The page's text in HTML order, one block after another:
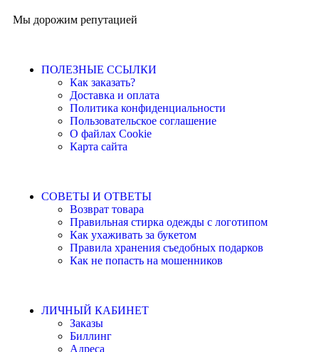
Мы дорожим репутацией
ПОЛЕЗНЫЕ ССЫЛКИ
Как заказать?
Доставка и оплата
Политика конфиденциальности
Пользовательское соглашение
О файлах Cookie
Карта сайта
СОВЕТЫ И ОТВЕТЫ
Возврат товара
Правильная стирка одежды с логотипом
Как ухаживать за букетом
Правила хранения съедобных подарков
Как не попасть на мошенников
ЛИЧНЫЙ КАБИНЕТ
Заказы
Биллинг
Адреса